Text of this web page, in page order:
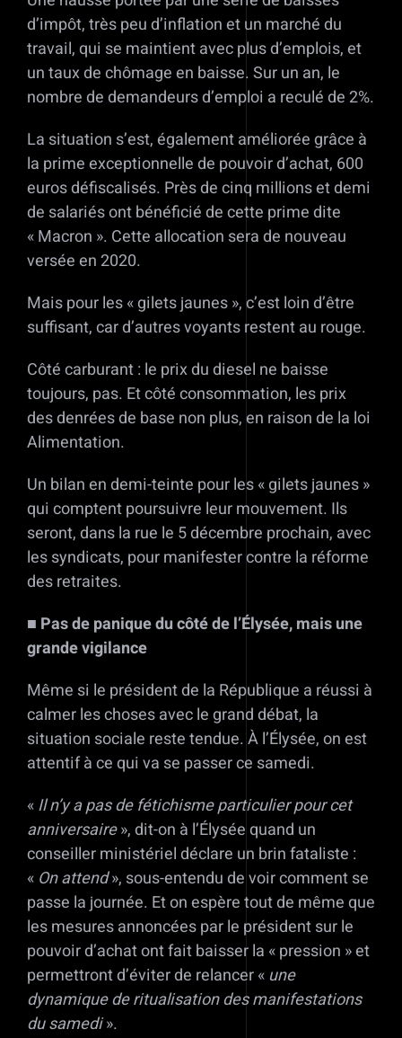
d’impôt, très peu d’inflation et un marché du
travail, qui se maintient avec plus d’emplois, et
un taux de chômage en baisse. Sur un an, le
nombre de demandeurs d’emploi a reculé de 2%.
La situation s’est, également améliorée grâce à
la prime exceptionnelle de pouvoir d’achat, 600
euros défiscalisés. Près de cinq millions et demi
de salariés ont bénéficié de cette prime dite
« Macron ». Cette allocation sera de nouveau
versée en 2020.
Mais pour les « gilets jaunes », c’est loin d’être
suffisant, car d’autres voyants restent au rouge.
Côté carburant : le prix du diesel ne baisse
toujours, pas. Et côté consommation, les prix
des denrées de base non plus, en raison de la loi
Alimentation.
Un bilan en demi-teinte pour les « gilets jaunes »
qui comptent poursuivre leur mouvement. Ils
seront, dans la rue le 5 décembre prochain, avec
les syndicats, pour manifester contre la réforme
des retraites.
■ Pas de panique du côté de l’Élysée, mais une
grande vigilance
Même si le président de la République a réussi à
calmer les choses avec le grand débat, la
situation sociale reste tendue. À l’Élysée, on est
attentif à ce qui va se passer ce samedi.
«Il n’y a pas de fétichisme particulier pour cet
anniversaire», dit-on à l’Élysée quand un
conseiller ministériel déclare un brin fataliste :
« On attend», sous-entendu de voir comment se
passe la journée. Et on espère tout de même que
les mesures annoncées par le président sur le
pouvoir d’achat ont fait baisser la « pression » et
permettront d’éviter de relancer « une
dynamique de ritualisation des manifestations
du samedi».